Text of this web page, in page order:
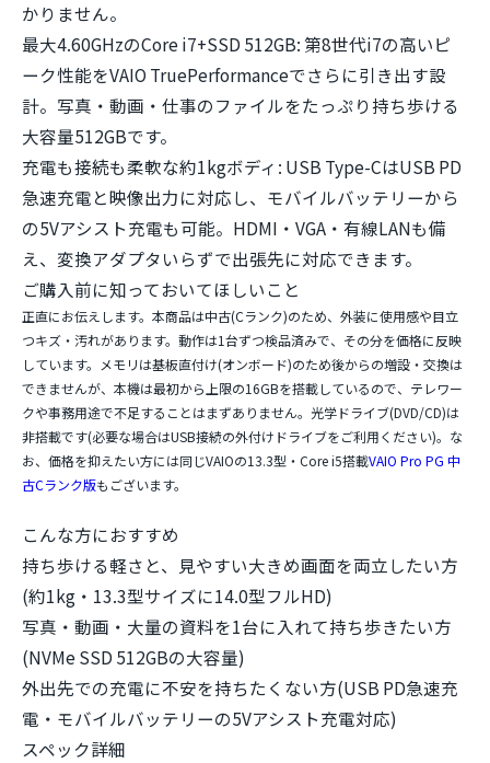
かりません。
最大4.60GHzのCore i7+SSD 512GB:第8世代i7の高いピ
ーク性能をVAIO TruePerformanceでさらに引き出す設
計。写真・動画・仕事のファイルをたっぷり持ち歩ける
大容量512GBです。
充電も接続も柔軟な約1kgボディ: USB Type-CはUSB PD
急速充電と映像出力に対応し、モバイルバッテリーから
の5Vアシスト充電も可能。HDMI・VGA・有線LANも備
え、変換アダプタいらずで出張先に対応できます。
ご購入前に知っておいてほしいこと
正直にお伝えします。本商品は中古(Cランク)のため、外装に使用感や目立
つキズ・汚れがあります。動作は1台ずつ検品済みで、その分を価格に反映
しています。メモリは基板直付け(オンボード)のため後からの増設・交換は
できませんが、本機は最初から上限の16GBを搭載しているので、テレワー
クや事務用途で不足することはまずありません。光学ドライブ(DVD/CD)は
非搭載です(必要な場合はUSB接続の外付けドライブをご利用ください)。な
お、価格を抑えたい方には同じVAIOの13.3型・Core i5搭載VAIO Pro PG 中
古Cランク版もございます。
こんな方におすすめ
持ち歩ける軽さと、見やすい大きめ画面を両立したい方
(約1kg・13.3型サイズに14.0型フルHD)
写真・動画・大量の資料を1台に入れて持ち歩きたい方
(NVMe SSD 512GBの大容量)
外出先での充電に不安を持ちたくない方(USB PD急速充
電・モバイルバッテリーの5Vアシスト充電対応)
スペック詳細